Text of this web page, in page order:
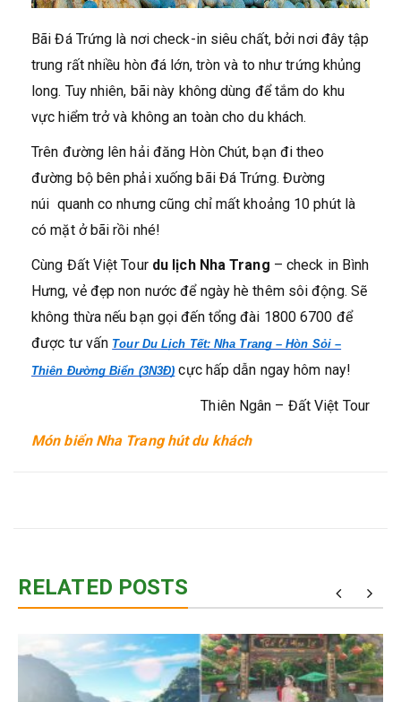
Bãi Đá Trứng là nơi check-in siêu chất, bởi nơi đây tập
trung rất nhiều hòn đá lớn, tròn và to như trứng khủng
long. Tuy nhiên, bãi này không dùng để tắm do khu
vực hiểm trở và không an toàn cho du khách.
Trên đường lên hải đăng Hòn Chút, bạn đi theo
đường bộ bên phải xuống bãi Đá Trứng. Đường
núi quanh co nhưng cũng chỉ mất khoảng 10 phút là
có mặt ở bãi rồi nhé!
Cùng Đất Việt Tour du lịch Nha Trang – check in Bình
Hưng, vẻ đẹp non nước để ngày hè thêm sôi động. Sẽ
không thừa nếu bạn gọi đến tổng đài 1800 6700 để
được tư vấn Tour Du Lịch Tết: Nha Trang – Hòn Sỏi –
Thiên Đường Biển (3N3Đ) cực hấp dẫn ngay hôm nay!
Thiên Ngân – Đất Việt Tour
Món biển Nha Trang hút du khách
RELATED POSTS